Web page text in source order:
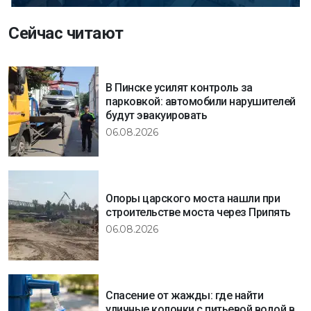
Сейчас читают
В Пинске усилят контроль за
парковкой: автомобили нарушителей
будут эвакуировать
06.08.2026
Опоры царского моста нашли при
строительстве моста через Припять
06.08.2026
Спасение от жажды: где найти